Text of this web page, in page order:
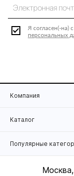
Я согласен(-на) с
персональных
Компания
Каталог
Популярные